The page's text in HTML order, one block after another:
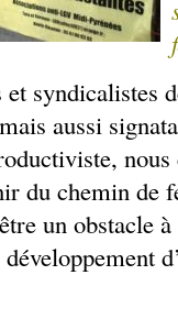
de
aussi
du chemin de
un obstacle